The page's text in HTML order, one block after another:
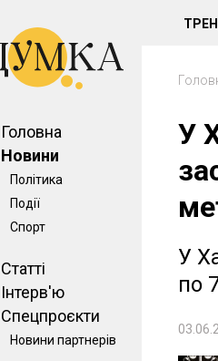
Головна
Новини
Політика
Події
Спорт
Статті
Інтерв'ю
Спецпроєкти
Новини партнерів
У
У
по